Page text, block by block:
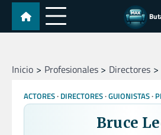
Skip
content
Inicio Profesionales Directores
ACTORES DIRECTORES GUIONISTAS
Bruce